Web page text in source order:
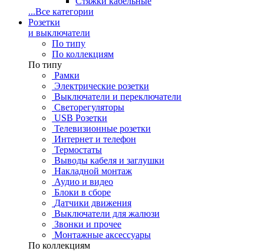
...Все категории
Розетки
и выключатели
По типу
По коллекциям
По типу
Рамки
Электрические розетки
Выключатели и переключатели
Светорегуляторы
USB Розетки
Телевизионные розетки
Интернет и телефон
Термостаты
Выводы кабеля и заглушки
Накладной монтаж
Аудио и видео
Блоки в сборе
Датчики движения
Выключатели для жалюзи
Звонки и прочее
Монтажные аксессуары
По коллекциям